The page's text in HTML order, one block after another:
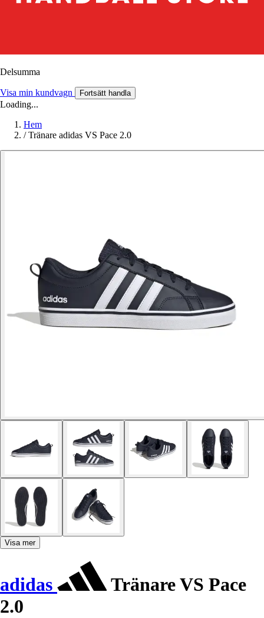
Delsumma
Visa min kundvagn Fortsätt handla
Loading...
Hem
/ Tränare adidas VS Pace 2.0
Visa mer
adidas
Tränare VS Pace
2.0